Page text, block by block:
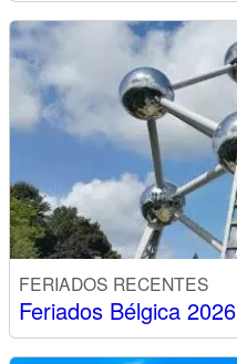
FERIADOS RECENTES
Feriados Bélgica 2026